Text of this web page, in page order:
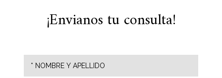
¡Envianos tu consulta!